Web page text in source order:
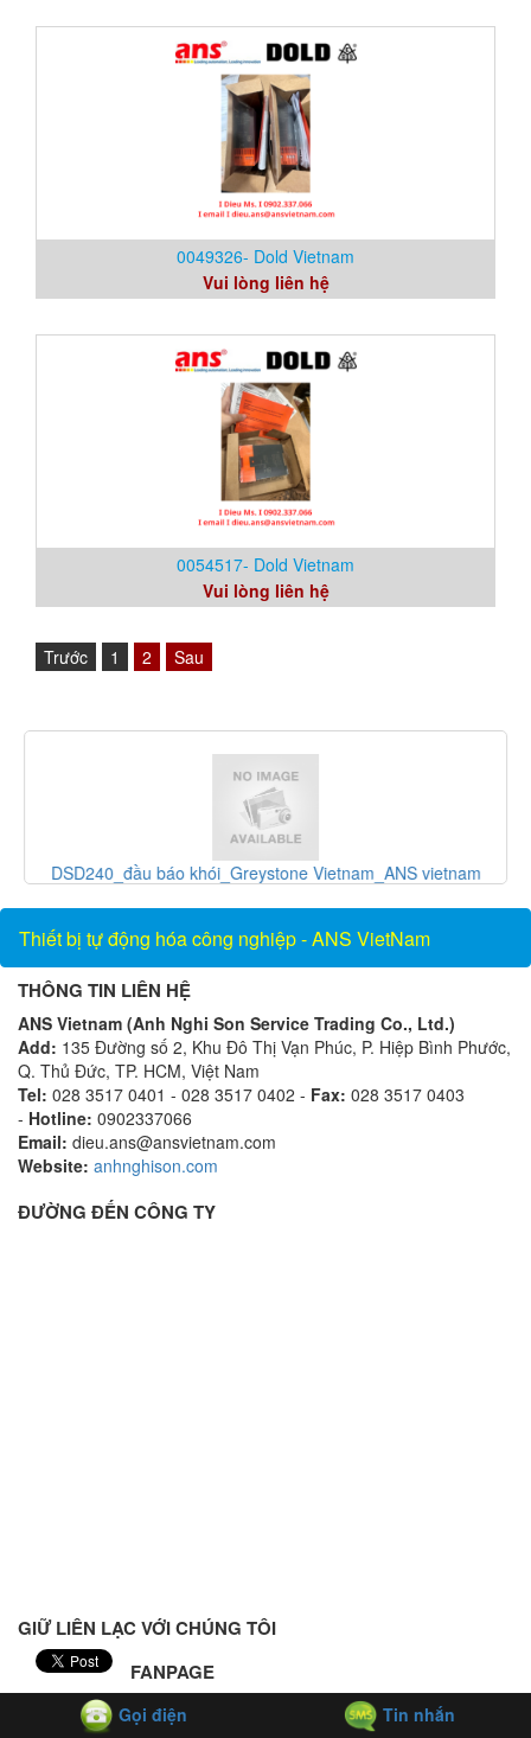
0049326- Dold Vietnam
Vui lòng liên hệ
0054517- Dold Vietnam
Vui lòng liên hệ
Trước 1 2 Sau
DSD240_đầu báo khói_Greystone Vietnam_ANS vietnam
Thiết bị tự động hóa công nghiệp - ANS VietNam
THÔNG TIN LIÊN HỆ
ANS Vietnam (Anh Nghi Son Service Trading Co., Ltd.)
Add: 135 Đường số 2, Khu Đô Thị Vạn Phúc, P. Hiệp Bình Phước,
Q. Thủ Đức, TP. HCM, Việt Nam
Tel: 028 3517 0401 - 028 3517 0402 - Fax: 028 3517 0403
- Hotline: 0902337066
Email: dieu.ans@ansvietnam.com
Website: anhnghison.com
ĐƯỜNG ĐẾN CÔNG TY
GIỮ LIÊN LẠC VỚI CHÚNG TÔI
FANPAGE
Gọi điện Tin nhắn